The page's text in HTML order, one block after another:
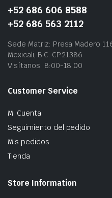
+52 686 606 8588
+52 686 563 2112
Sede Matriz: Presa Madero
Mexicali, B.C. CP.21386
Visítanos: 8:00-18:00
Customer Service
Mi Cuenta
Seguimiento del pedido
Mis pedidos
Tienda
Store Information